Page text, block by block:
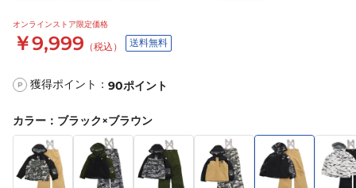
オンラインストア限定価格
￥9,999 （税込） 送料無料
P 獲得ポイント： 90ポイント
カラー ： ブラック×ブラウン